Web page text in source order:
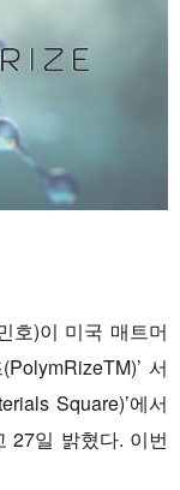
호)이 미국 매트머
서
Square)’에서
27일 밝혔다. 이번